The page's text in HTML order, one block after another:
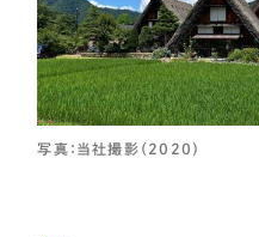
写真：当社撮影（2020）